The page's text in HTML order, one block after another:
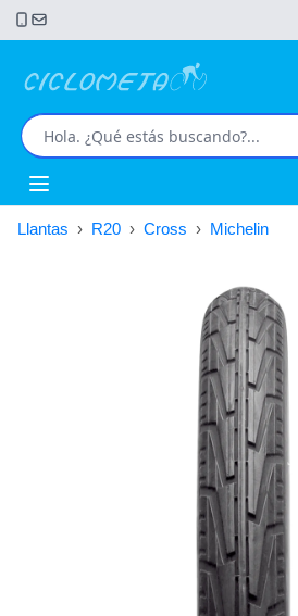
Open main menu
Llantas › R20 › Cross › Michelin